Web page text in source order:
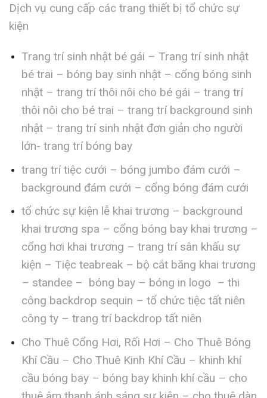
Dịch vụ cung cấp các trang thiết bị tổ chức sự
kiện
Trang trí sinh nhật bé gái – Trang trí sinh nhật
bé trai – bóng bay sinh nhật – cổng bóng sinh
nhật – trang trí thôi nôi cho bé gái – trang trí
thôi nôi cho bé trai – trang trí background sinh
nhật – trang trí sinh nhật đơn giản cho người
lớn- trang trí bóng bay
trang trí tiệc cưới – bóng jumbo đám cưới –
background đám cưới – cổng bóng đám cưới
tổ chức sự kiện lễ khai trương – background
khai trương spa – cổng bóng bay khai trương –
cổng hơi khai trương – trang trí sân khấu sự
kiện – Tiệc teabreak – bộ cắt băng khai trương
– standee – bóng bay – bóng in logo – thi
công backdrop sequin – tổ chức tiệc tất niên
công ty – trang trí backdrop tất niên
Cho Thuê Cổng Hơi, Rối Hơi – Cho Thuê Bóng
Khí Cầu – Cho Thuê Kinh Khí Cầu – khinh khí
cầu bóng bay – bóng bay khinh khí cầu – cho